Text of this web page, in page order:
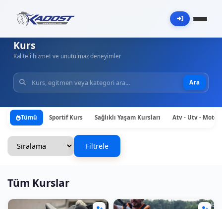
Kurs
Kaliteli hizmet ve unutulmaz deneyimler
Ara
Tümü Sportif Kurs Sağlıklı Yaşam Kursları Atv - Utv -
Filtrele
Tüm Kurslar